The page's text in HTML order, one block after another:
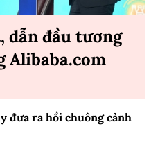
dẫn đầu tương
Alibaba.com
đưa ra hồi chuông cảnh